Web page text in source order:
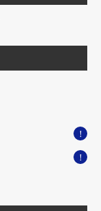
！
！